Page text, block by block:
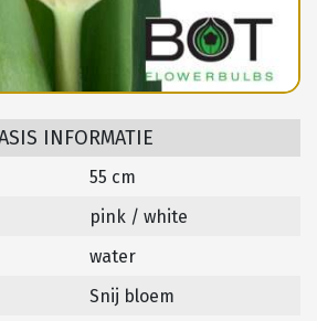
INFORMATIE
55 cm
pink / white
water
Snij bloem